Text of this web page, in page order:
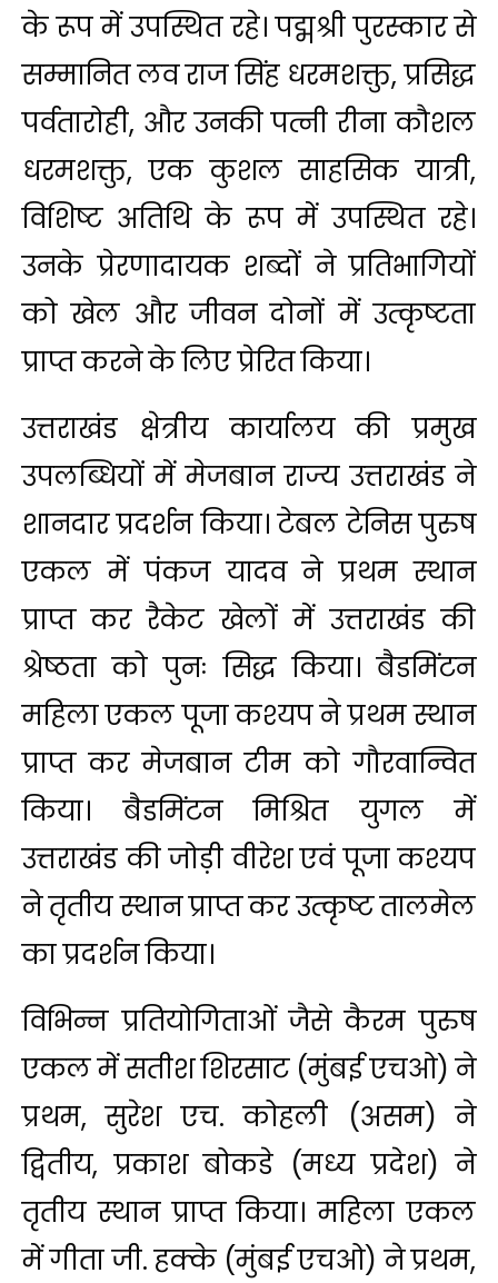
के रूप में उपस्थित रहे। पद्मश्री पुरस्कार से
सम्मानित लव राज सिंह धरमशक्तु, प्रसिद्ध
पर्वतारोही, और उनकी पत्नी रीना कौशल
धरमशक्तु, एक कुशल साहसिक यात्री,
विशिष्ट अतिथि के रूप में उपस्थित रहे।
उनके प्रेरणादायक शब्दों ने प्रतिभागियों
को खेल और जीवन दोनों में उत्कृष्टता
प्राप्त करने के लिए प्रेरित किया।
उत्तराखंड क्षेत्रीय कार्यालय की प्रमुख
उपलब्धियों में मेजबान राज्य उत्तराखंड ने
शानदार प्रदर्शन किया। टेबल टेनिस पुरुष
एकल में पंकज यादव ने प्रथम स्थान
प्राप्त कर रैकेट खेलों में उत्तराखंड की
श्रेष्ठता को पुनः सिद्ध किया। बैडमिंटन
महिला एकल पूजा कश्यप ने प्रथम स्थान
प्राप्त कर मेजबान टीम को गौरवान्वित
किया। बैडमिंटन मिश्रित युगल में
उत्तराखंड की जोड़ी वीरेश एवं पूजा कश्यप
ने तृतीय स्थान प्राप्त कर उत्कृष्ट तालमेल
का प्रदर्शन किया।
विभिन्न प्रतियोगिताओं जैसे कैरम पुरुष
एकल में सतीश शिरसाट (मुंबई एचओ) ने
प्रथम, सुरेश एच. कोहली (असम) ने
द्वितीय, प्रकाश बोकडे (मध्य प्रदेश) ने
तृतीय स्थान प्राप्त किया। महिला एकल
में गीता जी. हक्के (मुंबई एचओ) ने प्रथम,